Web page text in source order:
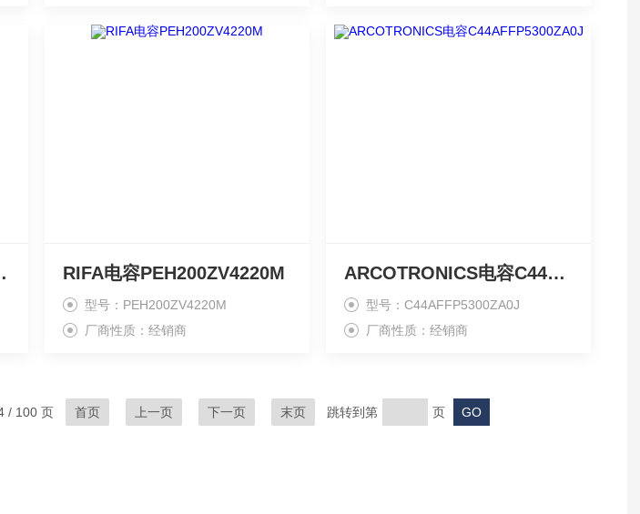
120-50 RIFA电容PEH200ZV4220M
型号：PEH200ZV4220M
厂商性质：经销商
ARCOTRONICS电容C44AFFP5300ZA0J
型号：C44AFFP5300ZA0J
厂商性质：经销商
/ 100 页 首页 上一页 下一页 末页 跳转到第 页